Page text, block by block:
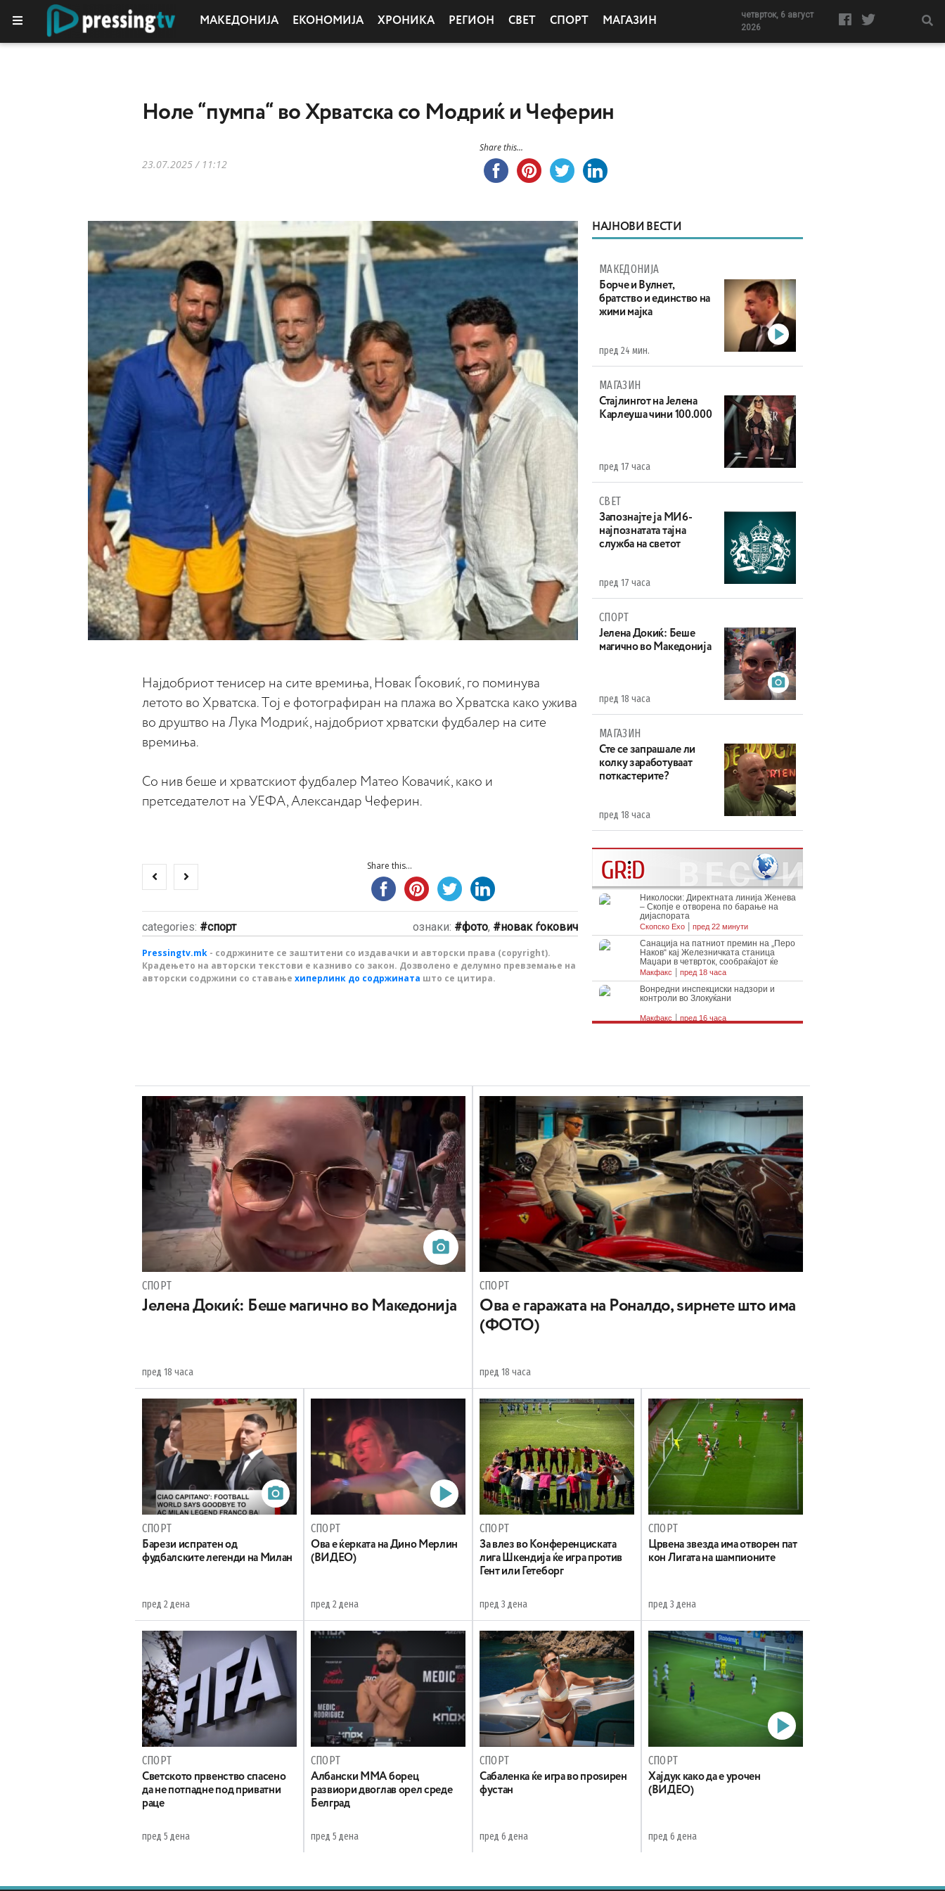
МАКЕДОНИЈА ЕКОНОМИЈА ХРОНИКА РЕГИОН СВЕТ СПОРТ МАГАЗИН
четврток, 6 август
2026
Ноле “пумпа“ во Хрватска со Модриќ и Чеферин
23.07.2025 / 11:12
Share this...
Најдобриот тенисер на сите времиња, Новак Ѓоковиќ, го поминува
летото во Хрватска. Tој е фотографиран на плажа во Хрватска како ужива
во друштво на Лука Модриќ, најдобриот хрватски фудбалер на сите
времиња.
Со нив беше и хрватскиот фудбалер Матео Ковачиќ, како и
претседателот на УЕФА, Александар Чеферин.
Share this...
categories: спорт ознаки: фото, новак ѓокович
Pressingtv.mk - содржините се заштитени со издавачки и авторски права (copyright).
Крадењето на авторски текстови е казниво со закон. Дозволено е делумно превземање на
авторски содржини со ставање хиперлинк до содржината што се цитира.
НАЈНОВИ ВЕСТИ
МАКЕДОНИЈА
Борче и Вулнет,
братство и единство на
жими мајка
пред 24 мин.
МАГАЗИН
Стајлингот на Јелена
Карлеуша чини 100.000
пред 17 часа
СВЕТ
Запознајте ја МИ6-
најпознатата тајна
служба на светот
пред 17 часа
СПОРТ
Јелена Докиќ: Беше
магично во Македонија
пред 18 часа
МАГАЗИН
Сте се запрашале ли
колку заработуваат
поткастерите?
пред 18 часа
СПОРТ
Јелена Докиќ: Беше магично во Македонија
пред 18 часа
СПОРТ
Ова е гаражата на Роналдо, ѕирнете што има
(ФОТО)
пред 18 часа
СПОРТ
Барези испратен од
фудбалските легенди на Милан
пред 2 дена
СПОРТ
Oва е ќерката на Дино Мерлин
(ВИДЕО)
пред 2 дена
СПОРТ
За влез во Конференциската
лига Шкендија ќе игра против
Гент или Гетеборг
пред 3 дена
СПОРТ
Црвена звезда има отворен пат
кон Лигата на шампионите
пред 3 дена
СПОРТ
Светското првенство спасено
да не потпадне под приватни
раце
пред 5 дена
СПОРТ
Албански ММА борец
развиори двоглав орел среде
Белград
пред 5 дена
СПОРТ
Сабаленка ќе игра во проѕирен
фустан
пред 6 дена
СПОРТ
Хајдук како да е урочен
(ВИДЕО)
пред 6 дена